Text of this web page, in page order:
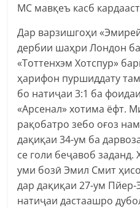
МС мавқеъ касб
Дар варзишгоҳи
дербии шаҳри Лондон
«Тоттенхэм Хотспур»
ҳарифон пуршиддату
бо натиҷаи 3:1 ба
«Арсенал» хотима ёфт.
рақобатро зебо оғоз
дақиқаи 34-ум ба
се голи беҷавоб заданд.
уми бозӣ Эмил Смит
дар дақиқаи 27-ум
натиҷаи дастаашро